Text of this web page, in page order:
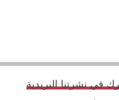
في نشرتنا البريدية